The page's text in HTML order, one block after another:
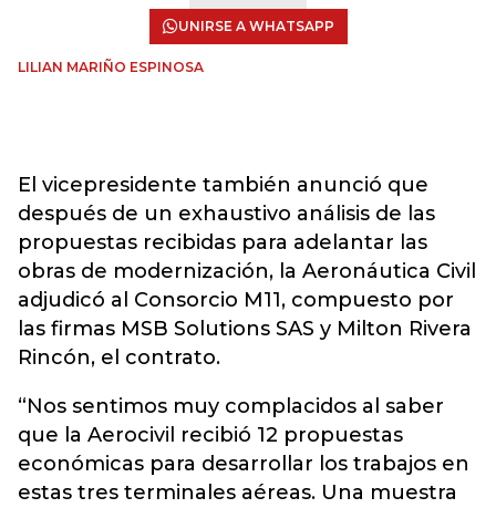
UNIRSE A WHATSAPP
LILIAN MARIÑO ESPINOSA
El vicepresidente también anunció que
después de un exhaustivo análisis de las
propuestas recibidas para adelantar las
obras de modernización, la Aeronáutica Civil
adjudicó al Consorcio M11, compuesto por
las firmas MSB Solutions SAS y Milton Rivera
Rincón, el contrato.
“Nos sentimos muy complacidos al saber
que la Aerocivil recibió 12 propuestas
económicas para desarrollar los trabajos en
estas tres terminales aéreas. Una muestra